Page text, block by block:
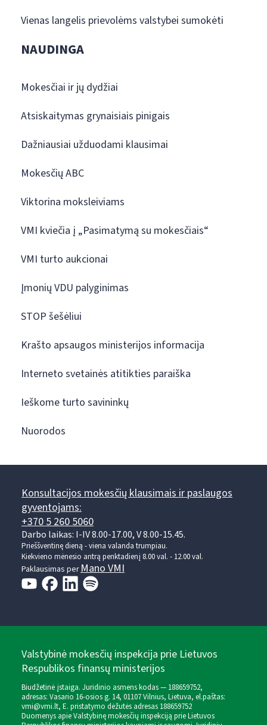
Vienas langelis prievolėms valstybei sumokėti
NAUDINGA
Mokesčiai ir jų dydžiai
Atsiskaitymas grynaisiais pinigais
Dažniausiai užduodami klausimai
Mokesčių ABC
Viktorina moksleiviams
VMI kviečia į „Pasimatymą su mokesčiais“
VMI turto aukcionai
Įmonių VDU palyginimas
STOP šešėliui
Krašto apsaugos ministerijos informacija
Interneto svetainės atitikties paraiška
Ieškome turto savininkų
Nuorodos
Konsultacijos mokesčių klausimais ir paslaugos
gyventojams:
+370 5 260 5060
Darbo laikas: I-IV 8.00-17.00, V 8.00-15.45.
Prieššventinę dieną - viena valanda trumpiau.
Kiekvieno mėnesio antrą penktadienį 8.00 val. - 12.00 val.
Paklausimas perMano VMI
Valstybinė mokesčių inspekcija prie Lietuvos
Respublikos finansų ministerijos
Biudžetinė įstaiga. Juridinio asmens kodas — 188659752,
adresas: Vasario 16-osios g. 14, 01107 Vilnius, Lietuva, el.paštas:
vmi@vmi.lt, E. pristatymo dėžutės adresas 188659752
Duomenys apie Valstybinę mokesčių inspekciją prie Lietuvos